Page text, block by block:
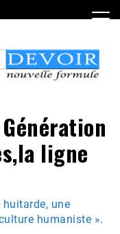
ligne
une
humaniste ».